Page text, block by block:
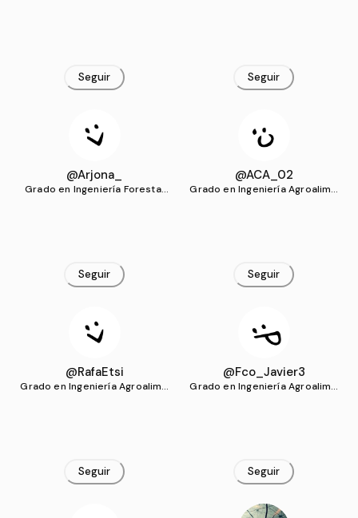
Seguir Seguir
@Arjona_
Grado en Ingeniería Forestal
Seguir
@ACA_02
Grado en Ingeniería Agroalime
Seguir
@RafaEtsi
Grado en Ingeniería Agroalime
Seguir
@Fco_Javier3
Grado en Ingeniería Agroalime
Seguir